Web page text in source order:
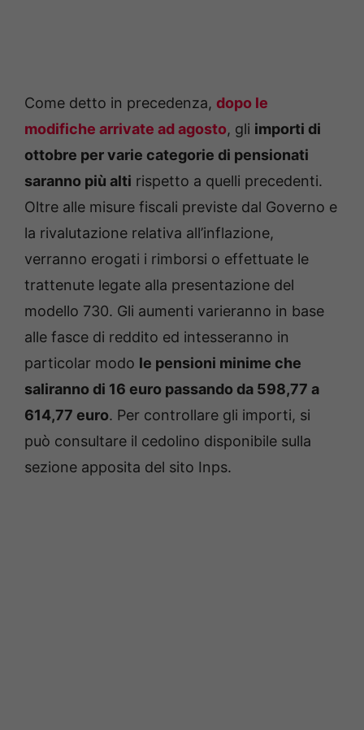
Come detto in precedenza, dopo le
modifiche arrivate ad agosto, gli importi di
ottobre per varie categorie di pensionati
saranno più alti rispetto a quelli precedenti.
Oltre alle misure fiscali previste dal Governo e
la rivalutazione relativa all’inflazione,
verranno erogati i rimborsi o effettuate le
trattenute legate alla presentazione del
modello 730. Gli aumenti varieranno in base
alle fasce di reddito ed intesseranno in
particolar modo le pensioni minime che
saliranno di 16 euro passando da 598,77 a
614,77 euro. Per controllare gli importi, si
può consultare il cedolino disponibile sulla
sezione apposita del sito Inps.